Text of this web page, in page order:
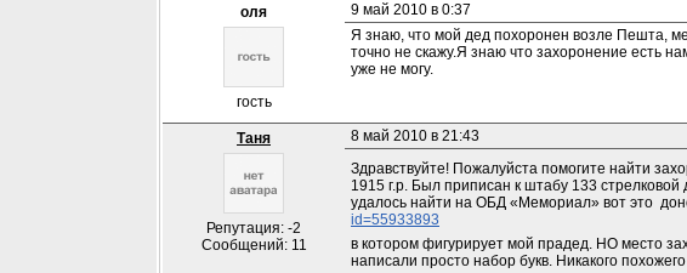
оля
гость
9 май 2010 в 0:37
Я знаю, что мой дед похоронен возле Пешта,
точно не скажу.Я знаю что захоронение есть
уже не могу.
Таня
Репутация: -2
Сообщений: 11
8 май 2010 в 21:43
Здравствуйте! Пожалуйста помогите найти
1915 г.р. Был приписан к штабу 133
удалось найти на ОБД «Мемориал» вот это
id=55933893
в котором фигурирует мой прадед. НО место
написали просто набор букв. Никакого